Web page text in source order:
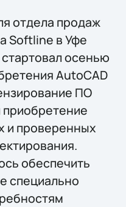
отдела продаж
Softline в Уфе
осенью
AutoCAD
ПО
и проверенных
обеспечить
специально